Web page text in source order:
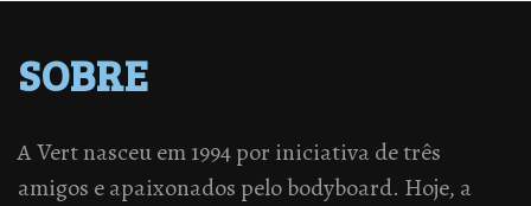
SOBRE
A Vert nasceu em 1994 por iniciativa de três
amigos e apaixonados pelo bodyboard. Hoje, a